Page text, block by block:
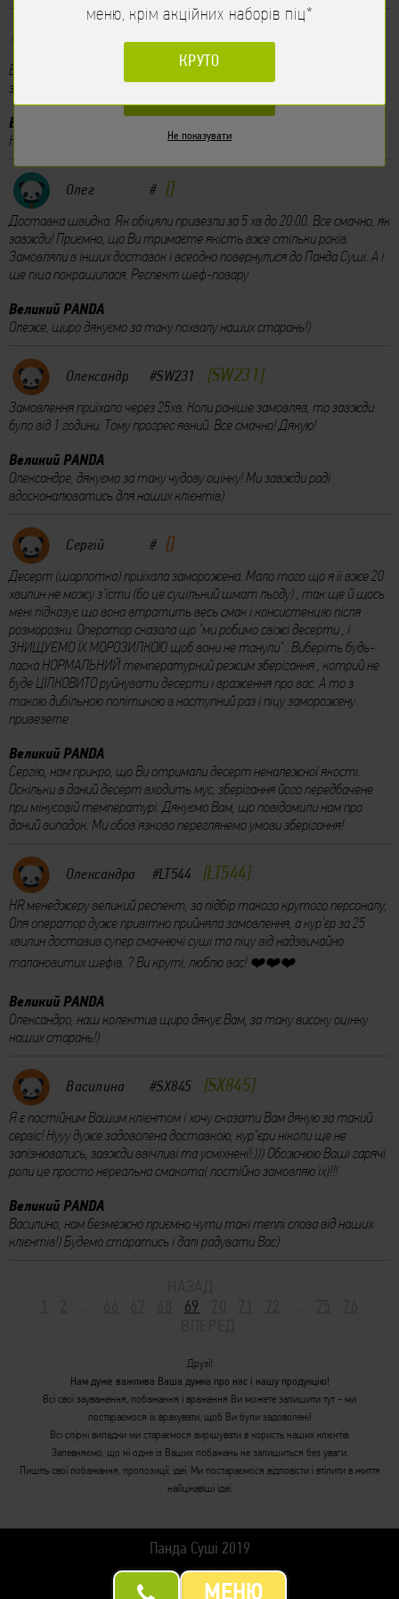
Друзі!
Нам дуже важлива Ваша думка про нас і нашу продукцію!
Всі свої зауваження, побажання і враження Ви можете залишити тут - ми
постараємося їх врахувати, щоб Ви були задоволені!
Всі спірні випадки ми стараємося вирішувати в користь наших клієнтів.
Запевняємо, що ні одне із Ваших побажань не залишиться без уваги.
Пишіть свої побажання, пропозиції, ідеї. Ми постараємося відповісти і втілити в життя
найцікавіші ідеї.
#VR201 VR201
Ваші суші, то просто БОМБА! Нам все дуже сподобалось)))))))) Та й
замовлення привезли дуууже швидко)))
Великий PANDA
Катю, раді, що Вам сподобались роли!)
Олег #
Доставка швидка. Як обіцяли привезли за 5 хв до 20:00. Все смачно, як
завжди! Приємно, що Ви тримаєте якість вже стільки років.
Замовляли в інших доставок і всеодно повернулися до Панда Суші. А і
ще піца покращилася. Респект шеф-повару
Великий PANDA
Олеже, щиро дякуємо за таку похвалу наших старань!)
Олександр #SW231 SW231
Замовлення приїхало через 25хв. Коли раніше замовляв, то завжди
було від 1 години. Тому прогрес явний. Все смачно! Дякую!
Великий PANDA
Олександре, дякуємо за таку чудову оцінку! Ми завжди раді
вдосконалюватись для наших клієнтів)
Сергій #
Десерт (шарлотка) приїхала заморожена. Мало того що я її вже 20
хвилин не можу з'їсти (бо це суцільний шмат льоду) , так ще й щось
мені підказує що вона втратить весь смак і консистенцію після
розморозки. Оператор сказала що "ми робимо свіжі десерти , і
ЗНИЩУЄМО ЇХ МОРОЗИЛКОЮ щоб вони не танули" . Виберіть будь-
ласка НОРМАЛЬНИЙ температурний режим зберігання , котрий не
буде ЦІЛКОВИТО руйнувати десерти і враження про вас. А то з
такою дибільною політикою в наступний раз і піцу заморожену
привезете .
Великий PANDA
Сергію, нам прикро, що Ви отримали десерт неналежної якості.
Оскільки в даний десерт входить мус, зберігання його передбачене
при мінусовій температурі. Дякуємо Вам, що повідомили нам про
даний випадок. Ми обов'язково переглянемо умови зберігання!
Олександра #LT544 LT544
HR менеджеру великий респект, за підбір такого крутого персоналу,
Оля оператор дуже привітно прийняла замовлення, а кур’єр за 25
хвилин доставив супер смачнючі суші та піцу від надзвичайно
талановитих шефів. ? Ви круті, люблю вас! ❤️❤️❤️
Великий PANDA
Олександро, наш колектив щиро дякує Вам, за таку високу оцінку
наших старань!)
Василина #SX845 SX845
Я є постійним Вашим клієнтом і хочу сказати Вам дякую за такий
сервіс! Нууу дуже задоволена доставкою, кур"єри ніколи ще не
запізнювались, завжди ввічливі та усміхнені!:))) Обожнюю Ваші гарячі
роли це просто нереальна смакота( постійно замовляю їх)!!!
Великий PANDA
Василино, нам безмежно приємно чути такі теплі слова від наших
клієнтів!) Будемо старатись і далі радувати Вас)
69
МЕНЮ
НІ
Не показувати
меню, крім акційних наборів піц*
КРУТО